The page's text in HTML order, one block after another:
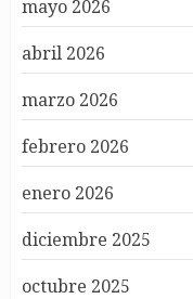
mayo 2026
abril 2026
marzo 2026
febrero 2026
enero 2026
diciembre 2025
octubre 2025